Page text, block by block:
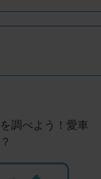
調べよう！愛車